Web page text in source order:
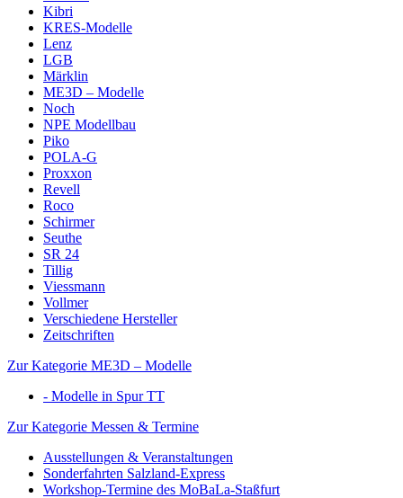
Kibri
KRES-Modelle
Lenz
LGB
Märklin
ME3D – Modelle
Noch
NPE Modellbau
Piko
POLA-G
Proxxon
Revell
Roco
Schirmer
Seuthe
SR 24
Tillig
Viessmann
Vollmer
Verschiedene Hersteller
Zeitschriften
Zur Kategorie ME3D – Modelle
- Modelle in Spur TT
Zur Kategorie Messen & Termine
Ausstellungen & Veranstaltungen
Sonderfahrten Salzland-Express
Workshop-Termine des MoBaLa-Staßfurt